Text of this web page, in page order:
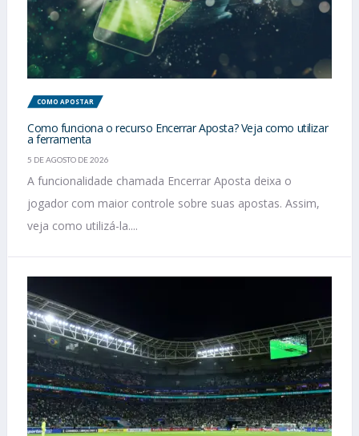
COMO APOSTAR
Como funciona o recurso Encerrar Aposta? Veja como utilizar
a ferramenta
5 DE AGOSTO DE 2026
A funcionalidade chamada Encerrar Aposta deixa o
jogador com maior controle sobre suas apostas. Assim,
veja como utilizá-la....